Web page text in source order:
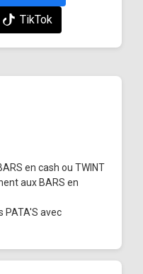
TikTok
en cash ou TWINT
aux BARS en
PATA'S avec